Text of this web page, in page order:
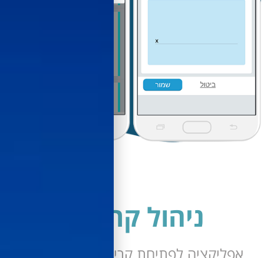
ניהול קריאות